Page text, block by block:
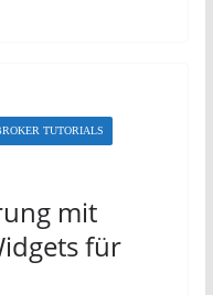
TUTORIALS
mit
für